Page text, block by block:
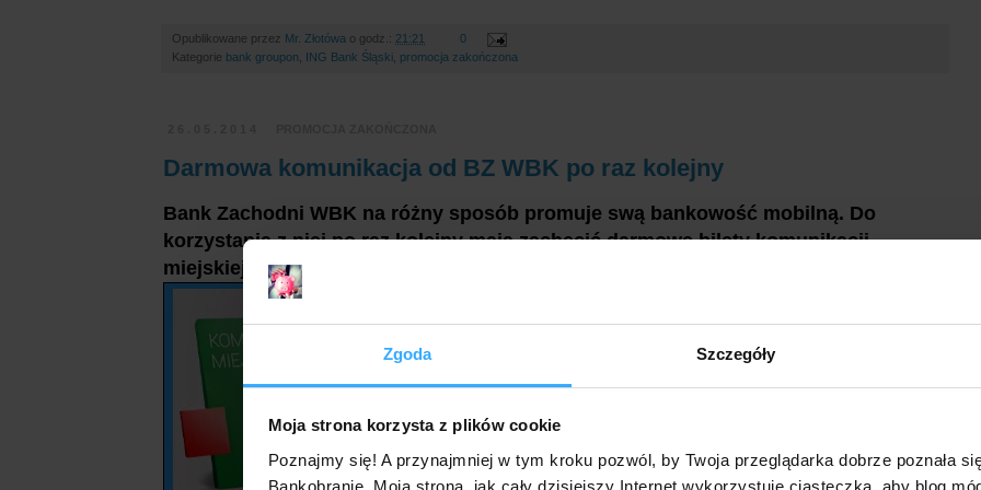
Zgoda Szczegóły
Moja strona korzysta z plików cookie
Poznajmy się! A przynajmniej w tym kroku pozwól, by Twoja przeglądarka dobrze poznała
Bankobranie. Moja strona, jak cały dzisiejszy Internet wykorzystuje ciasteczka, aby blog
Opublikowane przez Mr. Złotówa o godz.: 21:21
0
Kategorie bank groupon ING Bank Śląski promocja zakończona
Darmowa komunikacja od BZ WBK po raz kolejny
Bank Zachodni WBK na różny sposób promuje swą bankowość mobilną. Do
korzystania z niej po raz kolejny mają zachęcić darmowe bilety komunikacji
miejskiej.